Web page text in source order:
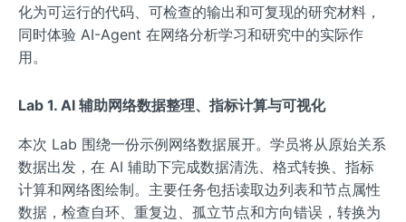
化为可运行的代码、可检查的输出和可复现的研究材料，
同时体验 AI-Agent 在网络分析学习和研究中的实际作
用。
Lab 1. AI 辅助网络数据整理、指标计算与可视化
本次 Lab 围绕一份示例网络数据展开。学员将从原始关系
数据出发，在 AI 辅助下完成数据清洗、格式转换、指标
计算和网络图绘制。主要任务包括读取边列表和节点属性
数据，检查自环、重复边、孤立节点和方向错误，转换为